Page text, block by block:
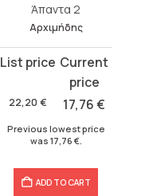
Άπαντα 2
Αρχιμήδης
22,20 €
Original
was:
17,76€
Current
is:
Previous lowest price
was 17,76 €.
ADD TO CART